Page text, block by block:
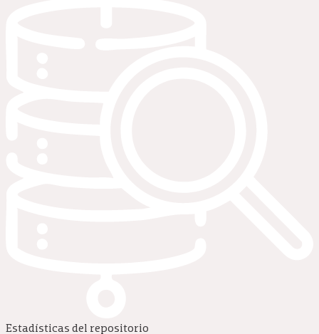
Estadísticas del repositorio